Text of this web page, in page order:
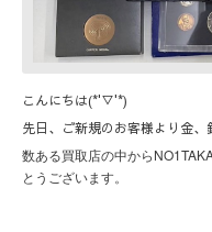
こんにちは(*'▽'*)
先日、ご新規のお客様より金、
数ある買取店の中から
とうございます。